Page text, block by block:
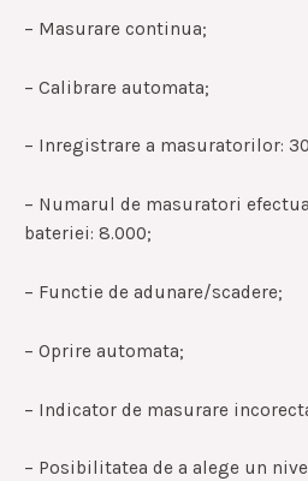
– Masurare continua;
– Calibrare automata;
– Inregistrare a masuratorilor:
– Numarul de masuratori
bateriei: 8.000;
– Functie de adunare/scadere;
– Oprire automata;
– Indicator de masurare
– Posibilitatea de a alege un